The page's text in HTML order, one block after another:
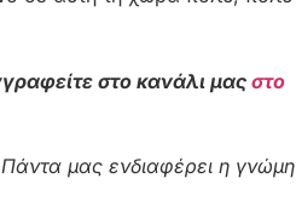
στο κανάλι μας στο
Πάντα μας ενδιαφέρει η γνώμη